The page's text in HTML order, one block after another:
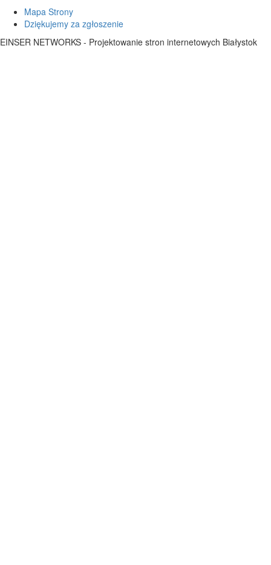
Mapa Strony
Dziękujemy za zgłoszenie
EINSER NETWORKS - Projektowanie stron internetowych Białystok